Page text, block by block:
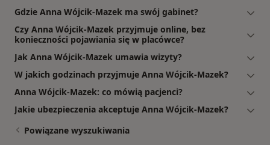
Gdzie Anna Wójcik-Mazek ma swój gabinet?
Czy Anna Wójcik-Mazek przyjmuje online, bez
konieczności pojawiania się w placówce?
Jak Anna Wójcik-Mazek umawia wizyty?
W jakich godzinach przyjmuje Anna Wójcik-Mazek?
Anna Wójcik-Mazek: co mówią pacjenci?
Jakie ubezpieczenia akceptuje Anna Wójcik-Mazek?
Powiązane wyszukiwania